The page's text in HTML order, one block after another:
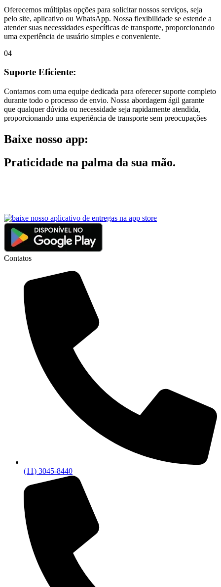
Oferecemos múltiplas opções para solicitar nossos serviços, seja
pelo site, aplicativo ou WhatsApp. Nossa flexibilidade se estende a
atender suas necessidades específicas de transporte, proporcionando
uma experiência de usuário simples e conveniente.
04
Suporte Eficiente:
Contamos com uma equipe dedicada para oferecer suporte completo
durante todo o processo de envio. Nossa abordagem ágil garante
que qualquer dúvida ou necessidade seja rapidamente atendida,
proporcionando uma experiência de transporte sem preocupações
Baixe nosso app:
Praticidade na palma da sua mão.
Contatos
(11) 3045-8440